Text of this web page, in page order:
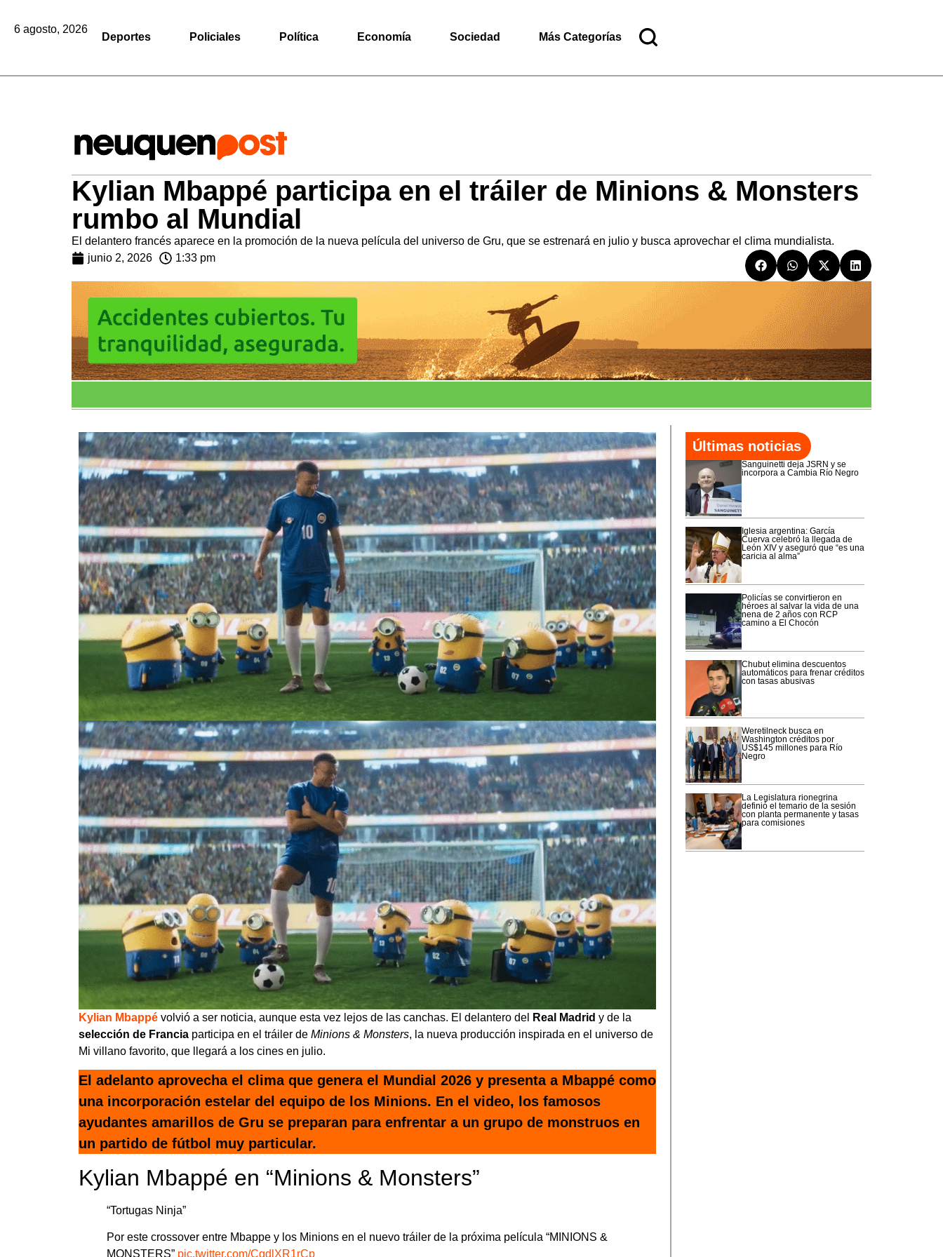
6 agosto, 2026
Deportes Policiales Política Economía Sociedad Más Categorías
Kylian Mbappé participa en el tráiler de Minions & Monsters
rumbo al Mundial
El delantero francés aparece en la promoción de la nueva película del universo de Gru, que se estrenará en julio y busca aprovechar el clima mundialista.
junio 2, 2026
1:33 pm
Kylian Mbappé volvió a ser noticia, aunque esta vez lejos de las canchas. El delantero del Real Madrid y de la
selección de Francia participa en el tráiler de Minions & Monsters, la nueva producción inspirada en el universo de
Mi villano favorito, que llegará a los cines en julio.
El adelanto aprovecha el clima que genera el Mundial 2026 y presenta a Mbappé como
una incorporación estelar del equipo de los Minions. En el video, los famosos
ayudantes amarillos de Gru se preparan para enfrentar a un grupo de monstruos en
un partido de fútbol muy particular.
Kylian Mbappé en “Minions & Monsters”
“Tortugas Ninja”
Por este crossover entre Mbappe y los Minions en el nuevo tráiler de la próxima película “MINIONS &
MONSTERS” pic.twitter.com/CgdlXR1rCp
Últimas noticias
Sanguinetti deja JSRN y se
incorpora a Cambia Río Negro
Iglesia argentina: García
Cuerva celebró la llegada de
León XIV y aseguró que “es una
caricia al alma”
Policías se convirtieron en
héroes al salvar la vida de una
nena de 2 años con RCP
camino a El Chocón
Chubut elimina descuentos
automáticos para frenar créditos
con tasas abusivas
Weretilneck busca en
Washington créditos por
US$145 millones para Río
Negro
La Legislatura rionegrina
definió el temario de la sesión
con planta permanente y tasas
para comisiones